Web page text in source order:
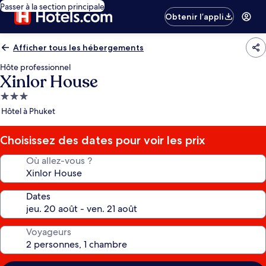
Passer à la section principale
Obtenir l’appli
Afficher tous les hébergements
Hôte professionnel
Xinlor House
Hébergement
3.0 étoiles
Hôtel à Phuket
Choisissez des dates pour voir les prix
Où allez-vous ?
Dates
Voyageurs